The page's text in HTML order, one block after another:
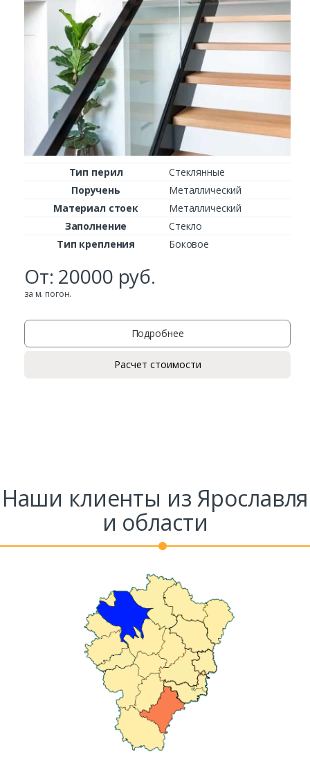
Заказать
Ваш телефон*
Комментарий к заказу
Тип перил
Стеклянные
Поручень
Металлический
Материал стоек
Металлический
Заполнение
Стекло
Тип крепления
Боковое
От: 20000 руб.
за м. погон.
Подробнее
Расчет стоимости
Наши клиенты из Ярославля
и области